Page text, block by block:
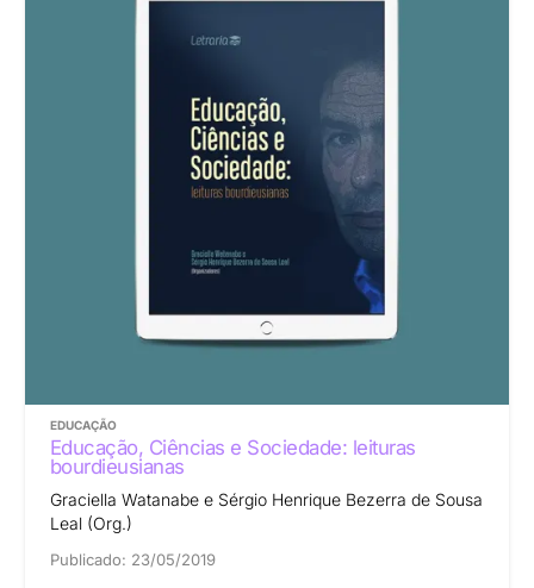
EDUCAÇÃO
Educação, Ciências e Sociedade: leituras
bourdieusianas
Graciella Watanabe e Sérgio Henrique Bezerra de Sousa
Leal (Org.)
Publicado: 23/05/2019